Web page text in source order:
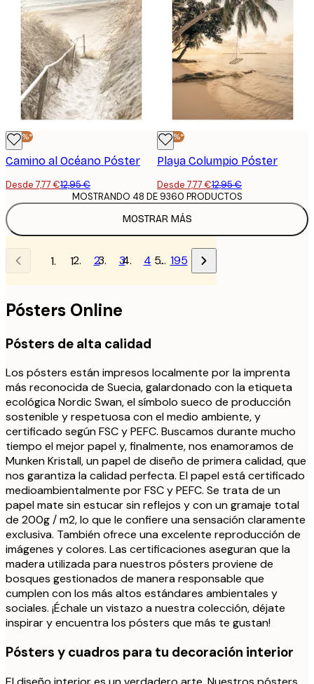
-40%*
Camino al Océano Póster
Desde 7,77 €12,95 €
-40%*
Playa Columpio Póster
Desde 7,77 €12,95 €
MOSTRAR MÁS
MOSTRANDO 48 DE 9360 PRODUCTOS
1 2 3 4 … 195
Pósters Online
Pósters de alta calidad
Los pósters están impresos localmente por la imprenta
más reconocida de Suecia, galardonado con la etiqueta
ecológica Nordic Swan, el símbolo sueco de producción
sostenible y respetuosa con el medio ambiente, y
certificado según FSC y PEFC. Buscamos durante mucho
tiempo el mejor papel y, finalmente, nos enamoramos de
Munken Kristall, un papel de diseño de primera calidad, que
nos garantiza la calidad perfecta. El papel está certificado
medioambientalmente por FSC y PEFC. Se trata de un
papel mate sin estucar sin reflejos y con un gramaje total
de 200g / m2, lo que le confiere una sensación claramente
exclusiva. También ofrece una excelente reproducción de
imágenes y colores. Las certificaciones aseguran que la
madera utilizada para nuestros pósters proviene de
bosques gestionados de manera responsable que
cumplen con los más altos estándares ambientales y
sociales. ¡Échale un vistazo a nuestra colección, déjate
inspirar y encuentra los pósters que más te gustan!
Pósters y cuadros para tu decoración interior